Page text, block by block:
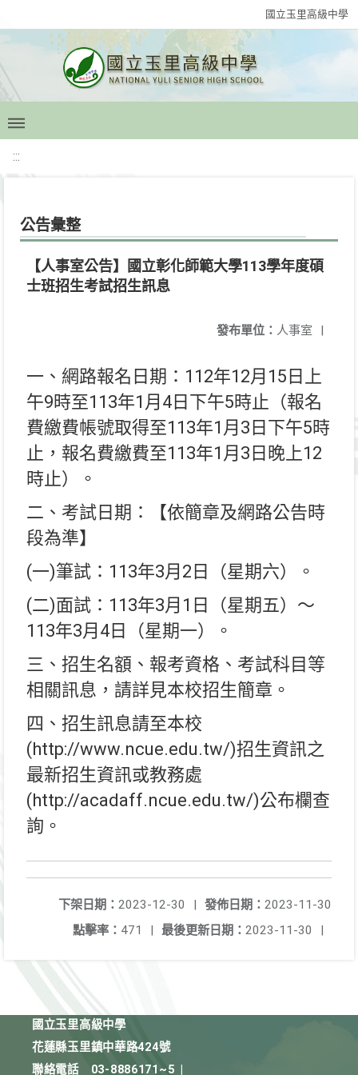
國立玉里高級中學
:::
公告彙整
【人事室公告】國立彰化師範大學113學年度碩
士班招生考試招生訊息
發布單位： 人事室 |
一、網路報名日期：112年12月15日上
午9時至113年1月4日下午5時止（報名
費繳費帳號取得至113年1月3日下午5時
止，報名費繳費至113年1月3日晚上12
時止）。
二、考試日期：【依簡章及網路公告時
段為準】
(一)筆試：113年3月2日（星期六）。
(二)面試：113年3月1日（星期五）～
113年3月4日（星期一）。
三、招生名額、報考資格、考試科目等
相關訊息，請詳見本校招生簡章。
四、招生訊息請至本校
(http://www.ncue.edu.tw/)招生資訊之
最新招生資訊或教務處
(http://acadaff.ncue.edu.tw/)公布欄查
詢。
發佈日期： 2023-11-30
下架日期： 2023-12-30
|
最後更新日期： 2023-11-30 |
點擊率： 471 |
國立玉里高級中學
花蓮縣玉里鎮中華路424號
聯絡電話
03-8886171~5